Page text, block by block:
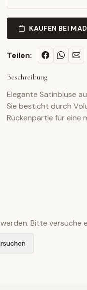
KAUFEN BEI
Teilen:
Beschreibung
Elegante Satinbluse
Sie besticht durch
Rückenpartie für eine
Bitte versuche